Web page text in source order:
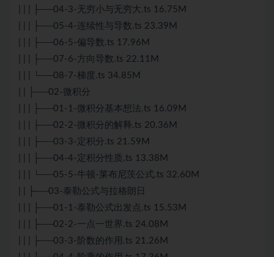
| | | ├──04-3-无穷小与无穷大.ts 16.75M
| | | ├──05-4-连续性与导数.ts 23.39M
| | | ├──06-5-偏导数.ts 17.96M
| | | ├──07-6-方向导数.ts 22.11M
| | | └──08-7-梯度.ts 34.85M
| | ├──02-微积分
| | | ├──01-1-微积分基本想法.ts 16.09M
| | | ├──02-2-微积分的解释.ts 20.36M
| | | ├──03-3-定积分.ts 21.59M
| | | ├──04-4-定积分性质.ts 13.38M
| | | └──05-5-牛顿-莱布尼茨公式.ts 32.60M
| | ├──03-泰勒公式与拉格朗日
| | | ├──01-1-泰勒公式出发点.ts 15.53M
| | | ├──02-2-一点一世界.ts 24.08M
| | | ├──03-3-阶数的作用.ts 21.26M